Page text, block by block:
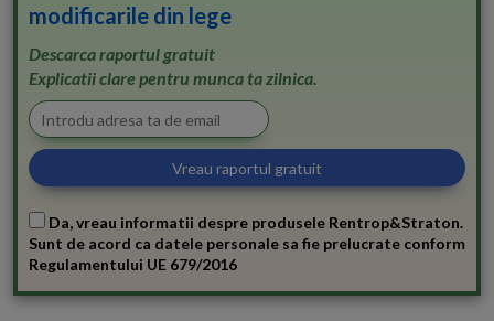
modificarile din lege
Descarca raportul gratuit
Explicatii clare pentru munca ta zilnica.
Da, vreau informatii despre produsele Rentrop&Straton.
Sunt de acord ca datele personale sa fie prelucrate conform
Regulamentului UE 679/2016